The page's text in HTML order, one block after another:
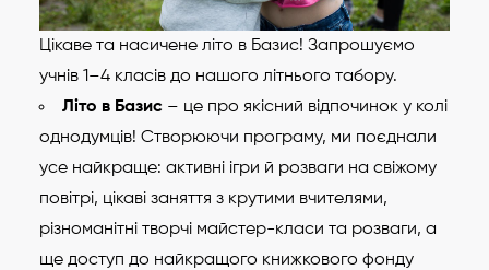
Цікаве та насичене літо в Базис! Запрошуємо
учнів 1–4 класів до нашого літнього табору.
Літо в Базис – це про якісний відпочинок у колі
однодумців! Створюючи програму, ми поєднали
усе найкраще: активні ігри й розваги на свіжому
повітрі, цікаві заняття з крутими вчителями,
різноманітні творчі майстер-класи та розваги, а
ще доступ до найкращого книжкового фонду